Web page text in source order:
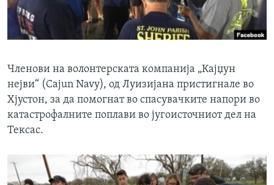
ИНТЕРВЈУА
Јазици
Членови на волонтерската компанија „Кајџун
нејви“ (Cajun Navy), од Луизијана пристигнале во
Хјустон, за да помогнат во спасувачките напори во
катастрофалните поплави во југоисточниот дел на
Тексас.